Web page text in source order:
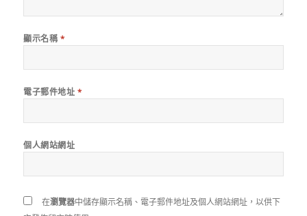
顯示名稱 *
電子郵件地址 *
個人網站網址
在瀏覽器中儲存顯示名稱、電子郵件地址及個人網站網址，以供下